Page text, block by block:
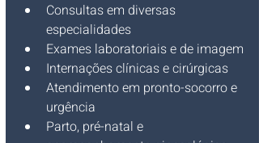
Consultas em diversas
especialidades
Exames laboratoriais e de imagem
Internações clínicas e cirúrgicas
Atendimento em pronto-socorro e
urgência
Parto, pré-natal e